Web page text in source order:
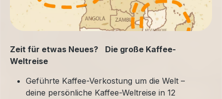
Zeit für etwas Neues? Die große Kaffee-
Weltreise
Geführte Kaffee-Verkostung um die Welt –
deine persönliche Kaffee-Weltreise in 12